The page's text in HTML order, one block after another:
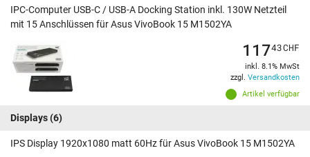
IPC-Computer USB-C / USB-A Docking Station inkl. 130W Netzteil
mit 15 Anschlüssen für Asus VivoBook 15 M1502YA
Artikel verfügbar
11743CHF
inkl. 8.1% MwSt
zzgl. Versandkosten
Displays(6)
IPS Display 1920x1080 matt 60Hz für Asus VivoBook 15 M1502YA